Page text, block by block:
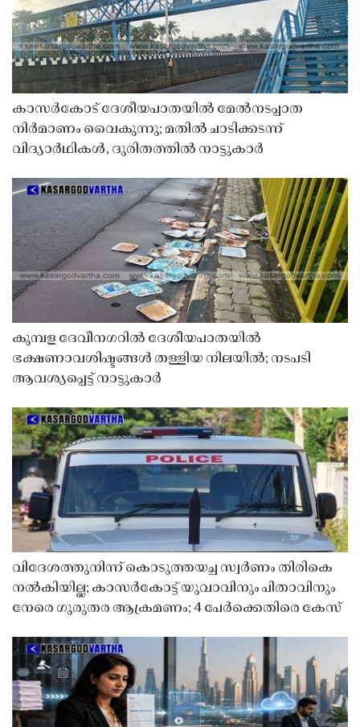
കാസർകോട് ദേശീയപാതയിൽ മേൽനടപ്പാത
നിർമാണം വൈകുന്നു; മതിൽ ചാടിക്കടന്ന്
വിദ്യാർഥികൾ, ദുരിതത്തിൽ നാട്ടുകാർ
കുമ്പള ദേവീനഗറിൽ ദേശീയപാതയിൽ
ഭക്ഷണാവശിഷ്ടങ്ങൾ തള്ളിയ നിലയിൽ; നടപടി
ആവശ്യപ്പെട്ട് നാട്ടുകാർ
വിദേശത്തുനിന്ന് കൊടുത്തയച്ച സ്വർണം തിരികെ
നൽകിയില്ല; കാസർകോട്ട് യുവാവിനും പിതാവിനും
നേരെ ഗുരുതര ആക്രമണം; 4 പേർക്കെതിരെ കേസ്